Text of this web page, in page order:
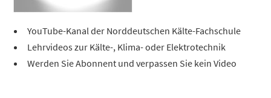
YouTube-Kanal der Norddeutschen Kälte-Fachschule
Lehrvideos zur Kälte-, Klima- oder Elektrotechnik
Werden Sie Abonnent und verpassen Sie kein Video